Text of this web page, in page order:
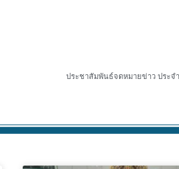
ประชาสัมพันธ์จดหมายข่าว ประจ